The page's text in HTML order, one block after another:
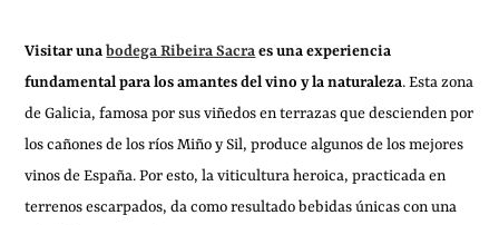
Visitar unabodega Ribeira Sacraes una experiencia
fundamental para los amantes del vino y la naturaleza. Esta zona
de Galicia, famosa por sus viñedos en terrazas que descienden por
los cañones de los ríos Miño y Sil, produce algunos de los mejores
vinos de España. Por esto, la viticultura heroica, practicada en
terrenos escarpados, da como resultado bebidas únicas con una